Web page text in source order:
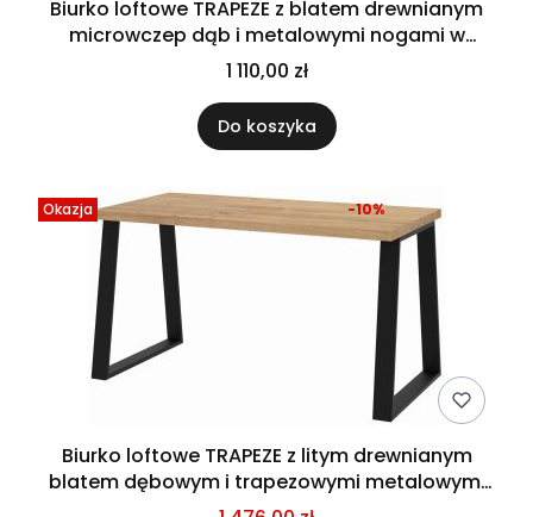
Biurko loftowe TRAPEZE z blatem drewnianym
microwczep dąb i metalowymi nogami w
kształcie trapezu
1 110,00 zł
Do koszyka
Okazja
Biurko loftowe TRAPEZE z litym drewnianym
blatem dębowym i trapezowymi metalowymi
nogami
-10%